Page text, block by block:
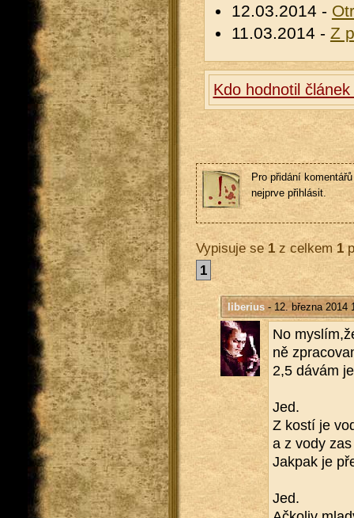
12.03.2014 -
11.03.2014 - Z
Kdo hodnotil článek
Pro přidání
nejprve přihlásit.
Vypisuje se 1z celkem1
1
liberius- 12. března 2014
No
ně
2,5 dávám
Jed.
Z kostí je
a z vody
Jak­pak je
Jed.